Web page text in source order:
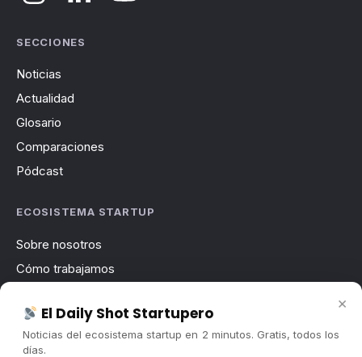
SECCIONES
Noticias
Actualidad
Glosario
Comparaciones
Pódcast
ECOSISTEMA STARTUP
Sobre nosotros
Cómo trabajamos
Contacto
Publicidad
×
El Daily Shot Startupero
Noticias del ecosistema startup en 2 minutos. Gratis, todos los
días.